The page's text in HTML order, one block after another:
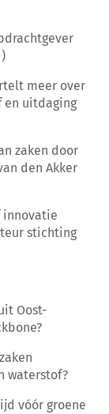
meer over
en uitdaging
zaken door
den Akker
innovatie
stichting
Oost-
waterstof?
vóór groene